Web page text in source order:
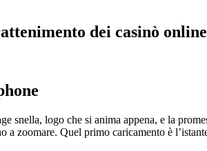
dei casinò online
snella, logo che si anima appena, e la
zoomare. Quel primo caricamento è